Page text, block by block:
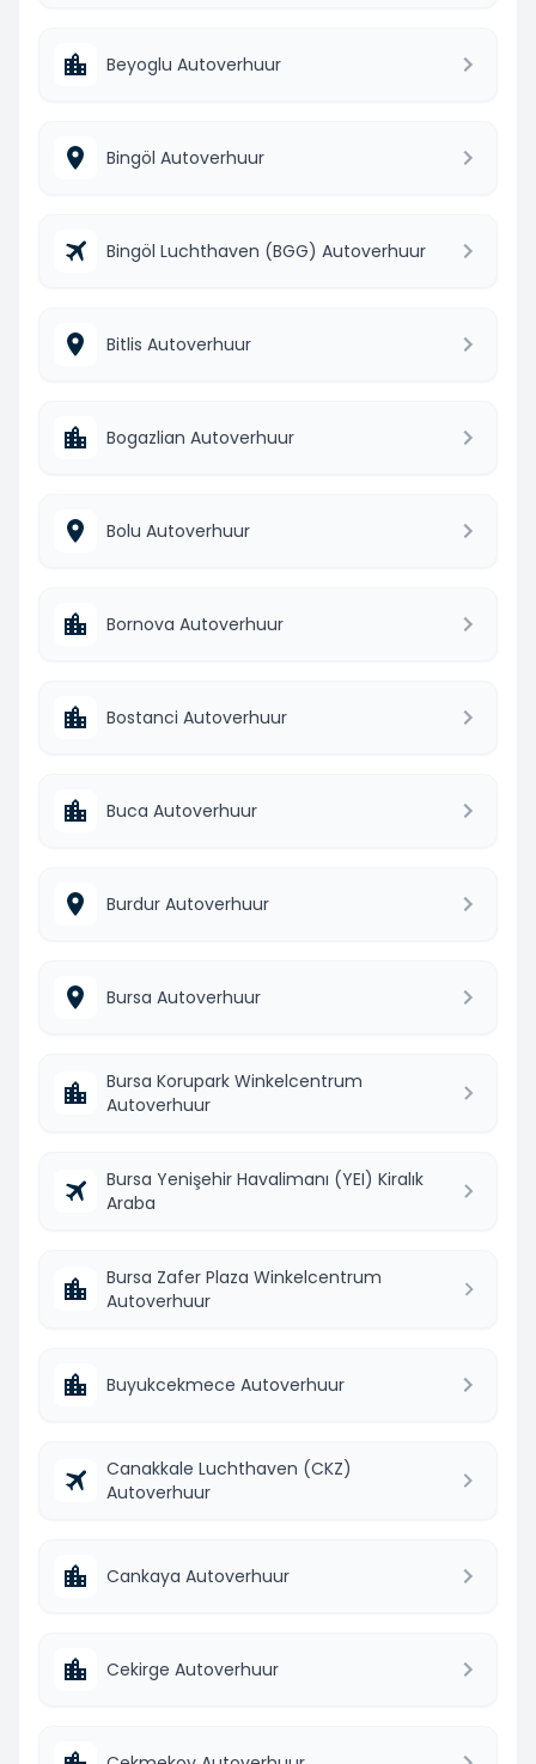
Beyoglu Autoverhuur
Bingöl Autoverhuur
Bingöl Luchthaven (BGG) Autoverhuur
Bitlis Autoverhuur
Bogazlian Autoverhuur
Bolu Autoverhuur
Bornova Autoverhuur
Bostanci Autoverhuur
Buca Autoverhuur
Burdur Autoverhuur
Bursa Autoverhuur
Bursa Korupark Winkelcentrum
Autoverhuur
Bursa Yenişehir Havalimanı (YEI) Kiralık
Araba
Bursa Zafer Plaza Winkelcentrum
Autoverhuur
Buyukcekmece Autoverhuur
Canakkale Luchthaven (CKZ)
Autoverhuur
Cankaya Autoverhuur
Cekirge Autoverhuur